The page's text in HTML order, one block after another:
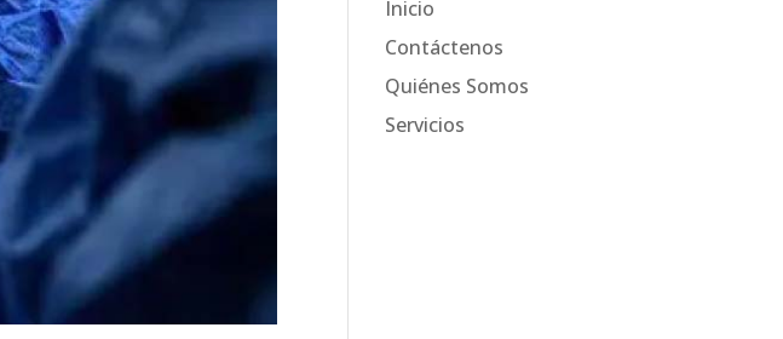
Inicio
Contáctenos
Quiénes Somos
Servicios